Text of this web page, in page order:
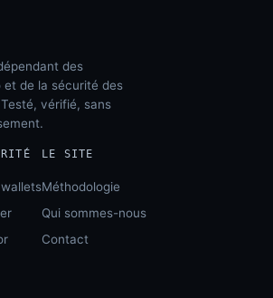
des
de la sécurité des
vérifié, sans
LE SITE
Méthodologie
Qui sommes-nous
Contact